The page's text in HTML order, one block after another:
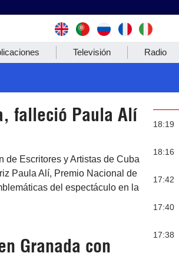
Televisión Radio
falleció Paula Alí
de Escritores y Artistas de Cuba
Paula Alí, Premio Nacional de
del espectáculo en la
Granada con
18:19
18:16
17:42
17:40
17:38